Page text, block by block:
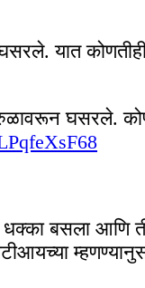
यात कोणतीही
घसरले.
बसला आणि